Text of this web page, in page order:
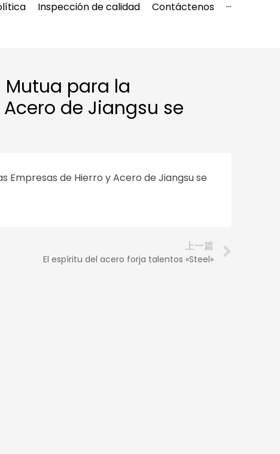
Inspección de calidad Contáctenos ···
Mutua para la
de Jiangsu se
Empresas de Hierro y Acero de Jiangsu se
上一篇
El espíritu del acero forja talentos «Steel»